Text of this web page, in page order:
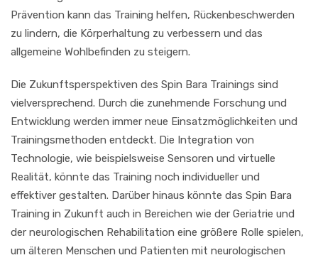
Prävention kann das Training helfen, Rückenbeschwerden
zu lindern, die Körperhaltung zu verbessern und das
allgemeine Wohlbefinden zu steigern.
Die Zukunftsperspektiven des Spin Bara Trainings sind
vielversprechend. Durch die zunehmende Forschung und
Entwicklung werden immer neue Einsatzmöglichkeiten und
Trainingsmethoden entdeckt. Die Integration von
Technologie, wie beispielsweise Sensoren und virtuelle
Realität, könnte das Training noch individueller und
effektiver gestalten. Darüber hinaus könnte das Spin Bara
Training in Zukunft auch in Bereichen wie der Geriatrie und
der neurologischen Rehabilitation eine größere Rolle spielen,
um älteren Menschen und Patienten mit neurologischen